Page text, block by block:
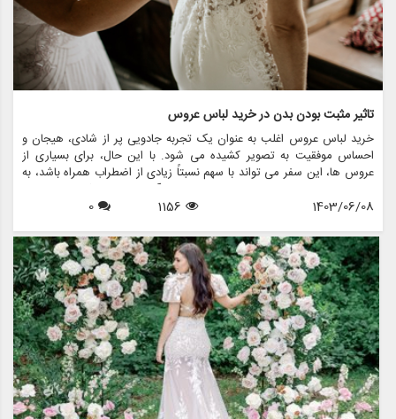
تاثیر مثبت بودن بدن در خرید لباس عروس
خرید لباس عروس اغلب به عنوان یک تجربه جادویی پر از شادی، هیجان و
احساس موفقیت به تصویر کشیده می شود. با این حال، برای بسیاری از
عروس ها، این سفر می تواند با سهم نسبتاً زیادی از اضطراب همراه باشد، به
ویژه وقتی صحبت از تصویر بدنی به میان می آید. افزایش حرکت مثبت بدن
به طور قابل توجهی بر نحوه برخورد عروس ها برای خرید لباس عروس تأثیر
کند. این مقاله تاثیر مثبت بودن بدن بر خرید لباس عروس و اینکه چگونه
فروشگاه هایی مانند مزون چرخچی در ایجاد تجربیات فراگیر و توانمند برای
همه عروس ها پیشرو هستند را بررسی می کند.
1403/06/08
1156
0